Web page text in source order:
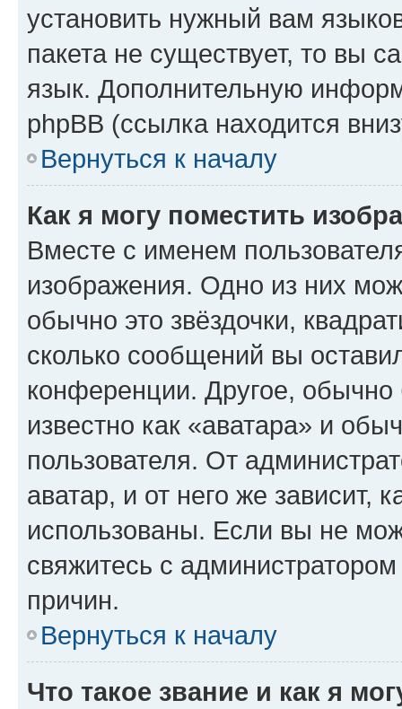
установить нужный вам
пакета не существует, то вы
язык. Дополнительную
phpBB (ссылка находится
Вернуться к началу
Как я могу поместить
Вместе с именем
изображения. Одно из них
обычно это звёздочки,
сколько сообщений вы
конференции. Другое,
известно как «аватара» и
пользователя. От
аватар, и от него же зависит,
использованы. Если вы не
свяжитесь с
причин.
Вернуться к началу
Что такое звание и как я